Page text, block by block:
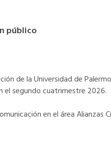
público
de la Universidad de
el segundo cuatrimestre 2026.
en el área Alianzas